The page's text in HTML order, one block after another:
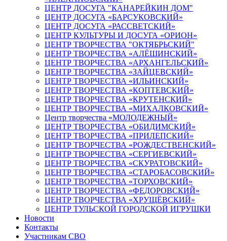
ЦЕНТР ДОСУГА "КАНАРЕЙКИН ДОМ"
ЦЕНТР ДОСУГА «БАРСУКОВСКИЙ»
ЦЕНТР ДОСУГА «РАССВЕТСКИЙ»
ЦЕНТР КУЛЬТУРЫ И ДОСУГА «ОРИОН»
ЦЕНТР ТВОРЧЕСТВА "ОКТЯБРЬСКИЙ"
ЦЕНТР ТВОРЧЕСТВА «АЛЁШИНСКИЙ»
ЦЕНТР ТВОРЧЕСТВА «АРХАНГЕЛЬСКИЙ»
ЦЕНТР ТВОРЧЕСТВА «ЗАЙЦЕВСКИЙ»
ЦЕНТР ТВОРЧЕСТВА «ИЛЬИНСКИЙ»
ЦЕНТР ТВОРЧЕСТВА «КОПТЕВСКИЙ»
ЦЕНТР ТВОРЧЕСТВА «КРУТЕНСКИЙ»
ЦЕНТР ТВОРЧЕСТВА «МИХАЛКОВСКИЙ»
Центр творчества «МОЛОДЕЖНЫЙ»
ЦЕНТР ТВОРЧЕСТВА «ОБИДИМСКИЙ»
ЦЕНТР ТВОРЧЕСТВА «ПРИЛЕПСКИЙ»
ЦЕНТР ТВОРЧЕСТВА «РОЖДЕСТВЕНСКИЙ»
ЦЕНТР ТВОРЧЕСТВА «СЕРГИЕВСКИЙ»
ЦЕНТР ТВОРЧЕСТВА «СКУРАТОВСКИЙ»
ЦЕНТР ТВОРЧЕСТВА «СТАРОБАСОВСКИЙ»
ЦЕНТР ТВОРЧЕСТВА «ТОРХОВСКИЙ»
ЦЕНТР ТВОРЧЕСТВА «ФЕДОРОВСКИЙ»
ЦЕНТР ТВОРЧЕСТВА «ХРУЩЁВСКИЙ»
ЦЕНТР ТУЛЬСКОЙ ГОРОДСКОЙ ИГРУШКИ
Новости
Контакты
Участникам СВО